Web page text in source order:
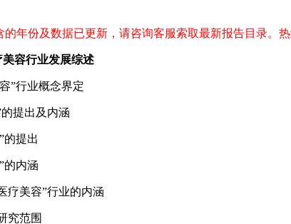
年份及数据已更新，请咨询客服索取最新报告目录。热
容行业发展综述
”行业概念界定
出及内涵
提出
内涵
容”行业的内涵
范围